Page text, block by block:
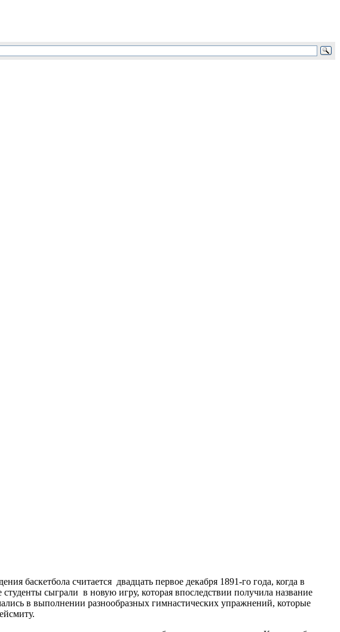
баскетбола считается двадцать первое декабря 1891-го года, когда в
сыграли в новую игру, которая впоследствии получила название
в выполнении разнообразных гимнастических упражнений, которые